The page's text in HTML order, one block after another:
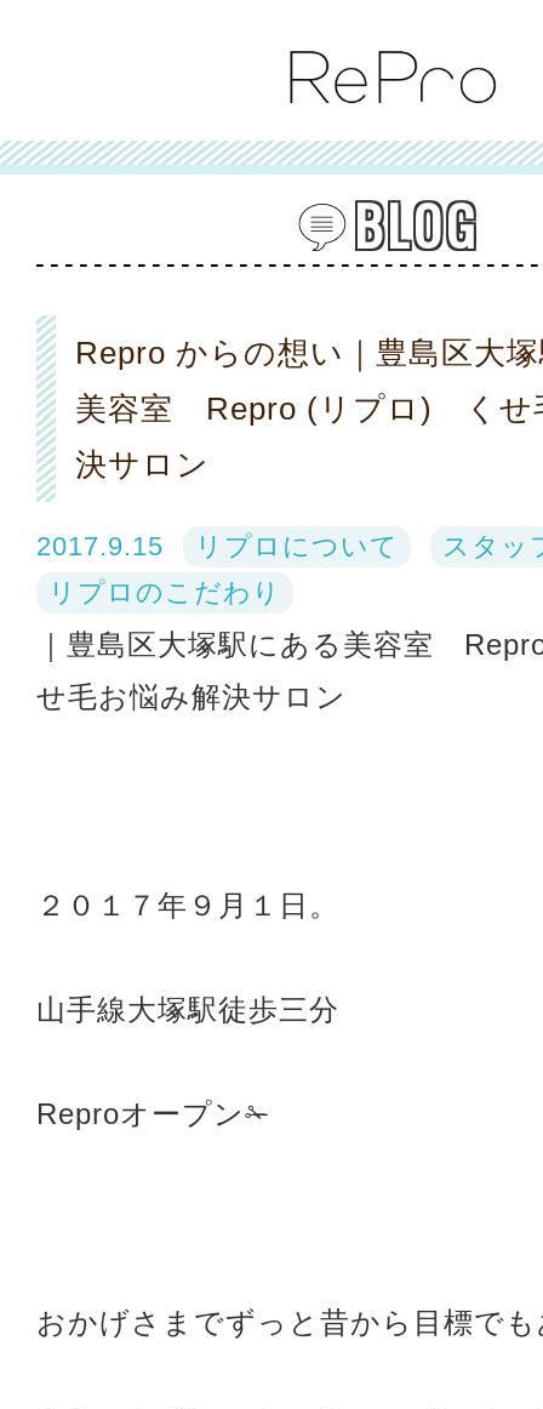
BLOG
Repro からの想い｜豊島区大
美容室 Repro (リプロ) くせ
決サロン
2017.9.15 リプロについて
スタッ
リプロのこだわり
｜豊島区大塚駅にある美容室
せ毛お悩み解決サロン
２０１７年９月１日。
山手線大塚駅徒歩三分
Reproオープン✁
おかげさまでずっと昔から目標で